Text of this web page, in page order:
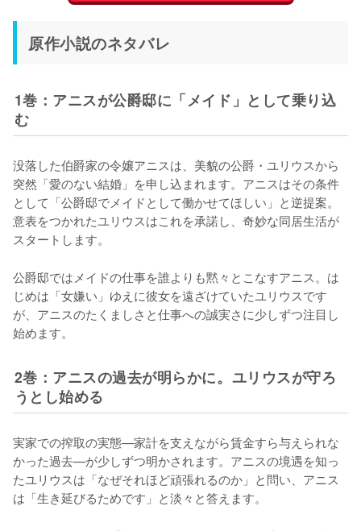
原作小説のネタバレ
1巻：アニスが公爵邸に「メイド」として乗り込
む
没落した伯爵家の令嬢アニスは、美貌の公爵・ユリウスから
突然「愛のない結婚」を申し込まれます。アニスはその条件
として「公爵邸でメイドとして働かせてほしい」と逆提案。
意表をつかれたユリウスはこれを承諾し、奇妙な同居生活が
スタートします。
公爵邸ではメイドの仕事を誰よりも黙々とこなすアニス。は
じめは「女嫌い」ゆえに彼女を遠ざけていたユリウスです
が、アニスのたくましさと仕事への誠実さに少しずつ注目し
始めます。
2巻：アニスの過去が明らかに。ユリウスが守ろ
うとし始める
実家での搾取の実態—家計を支えながら賃金すら与えられな
かった過去—が少しずつ明かされます。アニスの境遇を知っ
たユリウスは「なぜそれほど頑張れるのか」と問い、アニス
は「生き延びるためです」と淡々と答えます。